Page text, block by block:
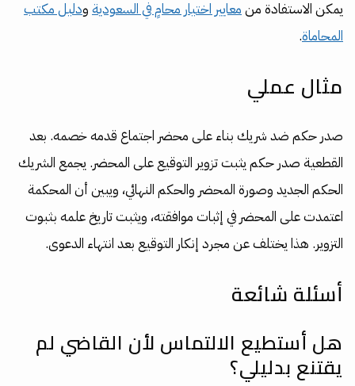
يمكن الاستفادة من معايير اختيار محامٍ في السعودية ودليل مكتب
المحاماة.
مثال عملي
صدر حكم ضد شريك بناء على محضر اجتماع قدمه خصمه. بعد
القطعية صدر حكم يثبت تزوير التوقيع على المحضر. يجمع الشريك
الحكم الجديد وصورة المحضر والحكم النهائي، ويبين أن المحكمة
اعتمدت على المحضر في إثبات موافقته، ويثبت تاريخ علمه بثبوت
التزوير. هذا يختلف عن مجرد إنكار التوقيع بعد انتهاء الدعوى.
أسئلة شائعة
هل أستطيع الالتماس لأن القاضي لم
يقتنع بدليلي؟